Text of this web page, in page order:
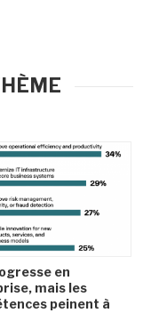
en
mais les
peinent à